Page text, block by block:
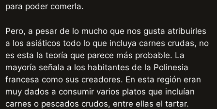
para poder comerla.
Pero, a pesar de lo mucho que nos gusta atribuirles
a los asiáticos todo lo que incluya carnes crudas, no
es esta la teoría que parece más probable. La
mayoría señala a los habitantes de la Polinesia
francesa como sus creadores. En esta región eran
muy dados a consumir varios platos que incluían
carnes o pescados crudos, entre ellas el tartar.